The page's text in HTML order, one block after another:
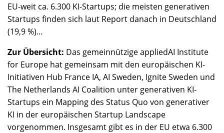
EU-weit ca. 6.300 KI-Startups; die meisten generativen
Startups finden sich laut Report danach in Deutschland
(19,9 %)…
Zur Übersicht: Das gemeinnützige appliedAI Institute
for Europe hat gemeinsam mit den europäischen KI-
Initiativen Hub France IA, AI Sweden, Ignite Sweden und
The Netherlands AI Coalition unter generativen KI-
Startups ein Mapping des Status Quo von generativer
KI in der europäi­schen Startup Landscape
vorgenommen. Insgesamt gibt es in der EU etwa 6.300